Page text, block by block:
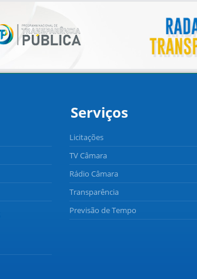
Serviços
Licitações
TV Câmara
Rádio Câmara
Transparência
Previsão de Tempo